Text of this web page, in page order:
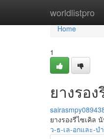
worldlistpro
Home
Home
1
ยางรอ
ยางรองรีไซเคิล
ว-ธ-เล-อกและ-บ